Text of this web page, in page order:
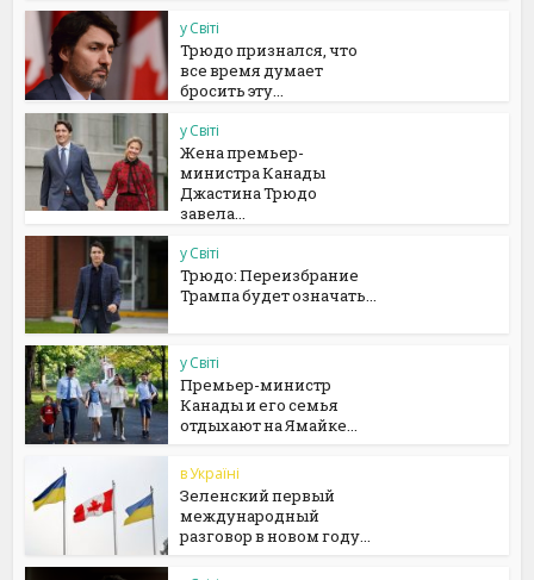
у Світі
Трюдо признался, что
все время думает
бросить эту...
у Світі
Жена премьер-
министра Канады
Джастина Трюдо
завела...
у Світі
Трюдо: Переизбрание
Трампа будет означать...
у Світі
Премьер-министр
Канады и его семья
отдыхают на Ямайке...
в Україні
Зеленский первый
международный
разговор в новом году...